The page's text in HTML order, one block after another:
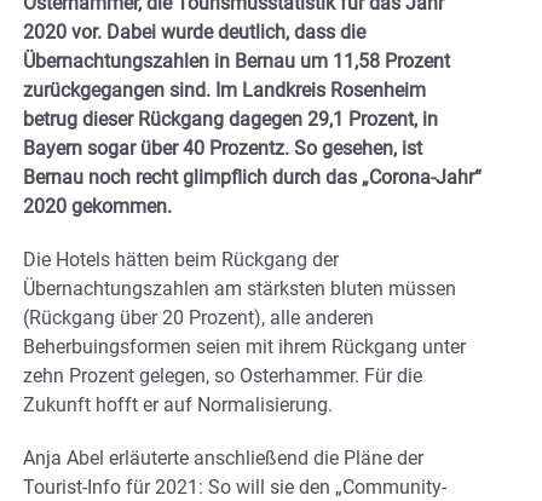
2020 vor. Dabei wurde deutlich, dass die
Übernachtungszahlen in Bernau um 11,58 Prozent
zurückgegangen sind. Im Landkreis Rosenheim
betrug dieser Rückgang dagegen 29,1 Prozent, in
Bayern sogar über 40 Prozentz. So gesehen, ist
Bernau noch recht glimpflich durch das „Corona-Jahr“
2020 gekommen.
Die Hotels hätten beim Rückgang der
Übernachtungszahlen am stärksten bluten müssen
(Rückgang über 20 Prozent), alle anderen
Beherbuingsformen seien mit ihrem Rückgang unter
zehn Prozent gelegen, so Osterhammer. Für die
Zukunft hofft er auf Normalisierung.
Anja Abel erläuterte anschließend die Pläne der
Tourist-Info für 2021: So will sie den „Community-